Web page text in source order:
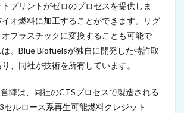
プリントがゼロのプロセスを提供しま
オ燃料に加工することができます。リグ
プラスチックに変換することも可能で
、Blue Biofuelsが独自に開発した特許取
、同社が技術を所有しています。
陣は、同社のCTSプロセスで製造される
セルロース系再生可能燃料クレジット